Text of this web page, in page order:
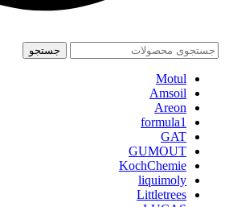
جستجو
Motul
Amsoil
Areon
formula1
GAT
GUMOUT
KochChemie
liquimoly
Littletrees